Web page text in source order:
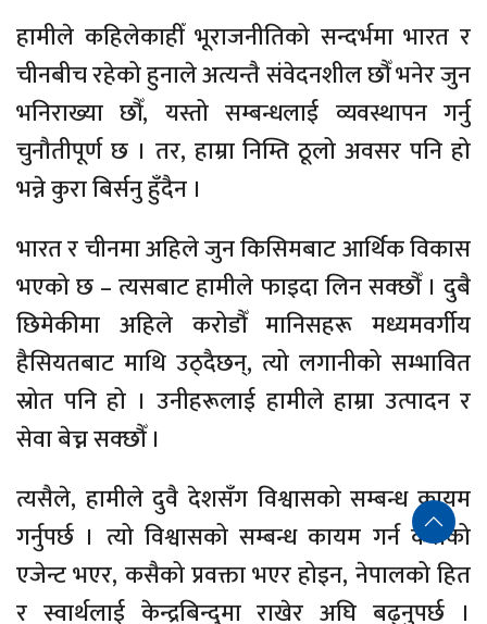
हामीले कहिलेकाहीँ भूराजनीतिको सन्दर्भमा भारत र
चीनबीच रहेको हुनाले अत्यन्तै संवेदनशील छौँ भनेर जुन
भनिराख्या छौँ, यस्तो सम्बन्धलाई व्यवस्थापन गर्नु
चुनौतीपूर्ण छ । तर, हाम्रा निम्ति ठूलो अवसर पनि हो
भन्ने कुरा बिर्सनु हुँदैन ।
भारत र चीनमा अहिले जुन किसिमबाट आर्थिक विकास
भएको छ – त्यसबाट हामीले फाइदा लिन सक्छौँ । दुबै
छिमेकीमा अहिले करोडौँ मानिसहरू मध्यमवर्गीय
हैसियतबाट माथि उठ्दैछन्, त्यो लगानीको सम्भावित
स्रोत पनि हो । उनीहरूलाई हामीले हाम्रा उत्पादन र
सेवा बेच्न सक्छौँ ।
त्यसैले, हामीले दुवै देशसँग विश्वासको सम्बन्ध कायम
गर्नुपर्छ । त्यो विश्वासको सम्बन्ध कायम गर्न कसैको
एजेन्ट भएर, कसैको प्रवक्ता भएर होइन, नेपालको हित
र स्वार्थलाई केन्द्रबिन्दुमा राखेर अघि बढ्नुपर्छ ।